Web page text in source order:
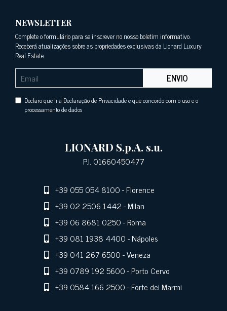
NEWSLETTER
Complete o formulário para se inscrever no nosso boletim informativo.
Receberá atualizações sobre as propriedades exclusivas da Lionard Luxury
Real Estate.
ENVIO
Declaro que li a Declaração de Privacidade e que concordo com o uso e o
processamento de dados
LIONARD S.p.A. s.u.
P.I. 01660450477
+39 055 054 8100- Florence
+39 02 2506 1442- Milan
+39 06 8681 0250- Roma
+39 081 1938 4400- Nápoles
+39 041 267 6500- Veneza
+39 0789 192 5600- Porto Cervo
+39 0584 166 2500- Forte dei Marmi